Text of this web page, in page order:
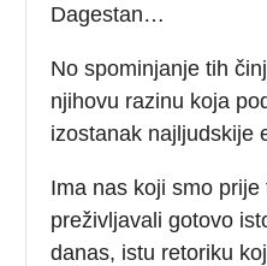
Dagestan…
No spominjanje tih
njihovu razinu koja
izostanak najljudskije
Ima nas koji smo prije
preživljavali gotovo
danas, istu retoriku